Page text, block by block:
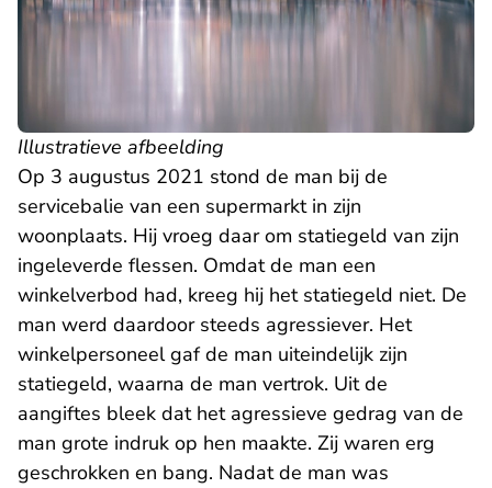
Illustratieve afbeelding
Op 3 augustus 2021 stond de man bij de
servicebalie van een supermarkt in zijn
woonplaats. Hij vroeg daar om statiegeld van zijn
ingeleverde flessen. Omdat de man een
winkelverbod had, kreeg hij het statiegeld niet. De
man werd daardoor steeds agressiever. Het
winkelpersoneel gaf de man uiteindelijk zijn
statiegeld, waarna de man vertrok. Uit de
aangiftes bleek dat het agressieve gedrag van de
man grote indruk op hen maakte. Zij waren erg
geschrokken en bang. Nadat de man was